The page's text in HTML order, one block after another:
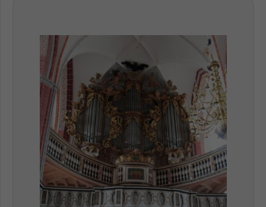
chors errichtete man bis 1474 den Hallen-Umgangs­chor.
Der 1494 umgebaute ältere West­turm musste nach
Einsturz 1582/92 neu errichtet werden.
Restau­rierungen erfolgten 1864-65 am Außen­bau sowie
1842 und 1911-12 im Inneren. Die seit 1970 bis 1992
laufende Sanierung führte zur Rekons­truktion der spät­
gotischen Raum­fassung. Die Instand­setzung von Dächern,
Turm und Außen­haut ist seit 2004 abge­schlossen.
Die Katharinen­kirche ist die größte Kirche der Stadt
Branden­burg an der Havel. Sie ist reich an Innen­aus­stat­